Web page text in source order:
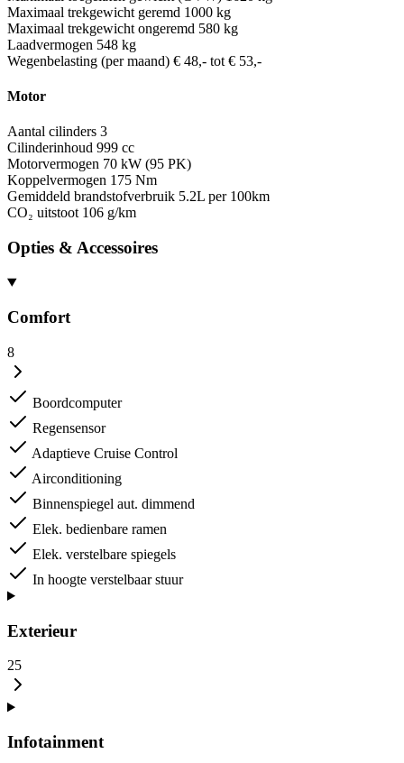
Maximaal trekgewicht geremd 1000 kg
Maximaal trekgewicht ongeremd 580 kg
Laadvermogen 548 kg
Wegenbelasting (per maand) € 48,- tot € 53,-
Motor
Aantal cilinders 3
Cilinderinhoud 999 cc
Motorvermogen 70 kW (95 PK)
Koppelvermogen 175 Nm
Gemiddeld brandstofverbruik 5.2L per 100km
CO₂ uitstoot 106 g/km
Opties & Accessoires
Comfort
8
Boordcomputer
Regensensor
Adaptieve Cruise Control
Airconditioning
Binnenspiegel aut. dimmend
Elek. bedienbare ramen
Elek. verstelbare spiegels
In hoogte verstelbaar stuur
Exterieur
25
Infotainment